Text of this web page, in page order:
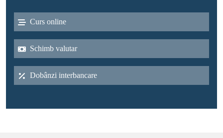
Curs online
Schimb valutar
Dobânzi interbancare